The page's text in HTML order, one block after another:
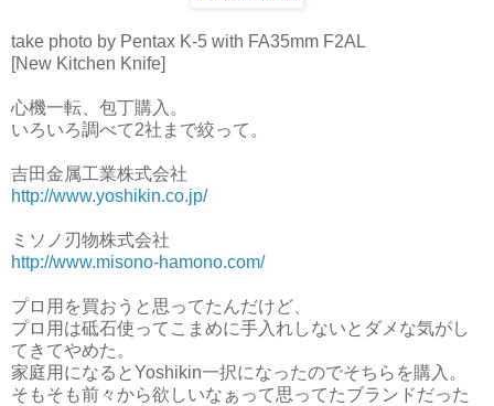
take photo by Pentax K-5 with FA35mm F2AL
[New Kitchen Knife]
心機一転、包丁購入。
いろいろ調べて2社まで絞って。
吉田金属工業株式会社
http://www.yoshikin.co.jp/
ミソノ刃物株式会社
http://www.misono-hamono.com/
プロ用を買おうと思ってたんだけど、
プロ用は砥石使ってこまめに手入れしないとダメな気がし
てきてやめた。
家庭用になるとYoshikin一択になったのでそちらを購入。
そもそも前々から欲しいなぁって思ってたブランドだった